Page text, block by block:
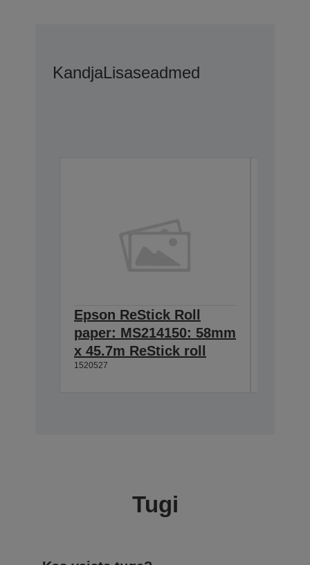
KandjaLisaseadmed
Epson ReStick Roll
paper: MS214150: 58mm
x 45.7m ReStick roll
1520527
Tugi